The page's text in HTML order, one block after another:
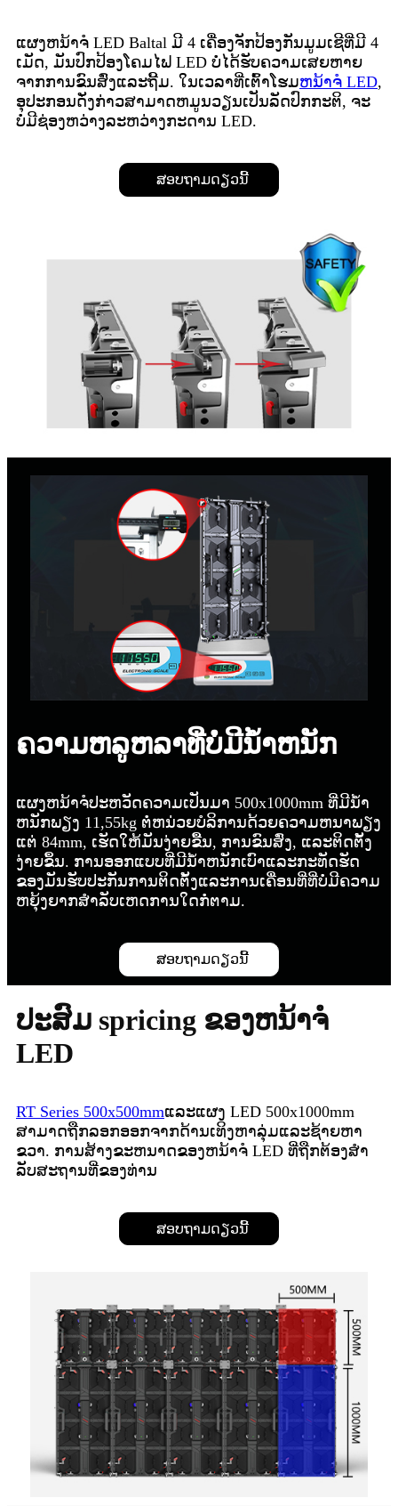
ແຜງຫນ້າຈໍ LED Baltal ມີ 4 ເຄື່ອງຈັກປ້ອງກັນມູມເຊີທີ່ມີ 4
ເມັດ, ມັນປົກປ້ອງໂຄມໄຟ LED ບໍ່ໄດ້ຮັບຄວາມເສຍຫາຍ
ຈາກການຂົນສົ່ງແລະຖີ້ມ. ໃນເວລາທີ່ເຕົ້າໂຮມຫນ້າຈໍ LED,
ອຸປະກອນດັ່ງກ່າວສາມາດຫມູນວຽນເປັນລັດປົກກະຕິ, ຈະ
ບໍ່ມີຊ່ອງຫວ່າງລະຫວ່າງກະດານ LED.
ສອບຖາມດຽວນີ້
ຄວາມຫລູຫລາທີ່ບໍ່ມີນ້ໍາຫນັກ
ແຜງຫນ້າຈໍປະຫວັດຄວາມເປັນມາ 500x1000mm ທີ່ມີນໍ້າ
ຫນັກພຽງ 11,55kg ຕໍ່ຫນ່ວຍບໍລິການດ້ວຍຄວາມຫນາພຽງ
ແຕ່ 84mm, ເຮັດໃຫ້ມັນງ່າຍຂື້ນ, ການຂົນສົ່ງ, ແລະຕິດຕັ້ງ
ງ່າຍຂຶ້ນ. ການອອກແບບທີ່ມີນ້ໍາຫນັກເບົາແລະກະທັດຮັດ
ຂອງມັນຮັບປະກັນການຕິດຕັ້ງແລະການເຄື່ອນທີ່ທີ່ບໍ່ມີຄວາມ
ຫຍຸ້ງຍາກສໍາລັບເຫດການໃດກໍ່ຕາມ.
ສອບຖາມດຽວນີ້
ປະສົມ spricing ຂອງຫນ້າຈໍ
LED
RT Series 500x500mmແລະແຜງ LED 500x1000mm
ສາມາດຖືກລອກອອກຈາກດ້ານເທິງຫາລຸ່ມແລະຊ້າຍຫາ
ຂວາ. ການສ້າງຂະຫນາດຂອງຫນ້າຈໍ LED ທີ່ຖືກຕ້ອງສໍາ
ລັບສະຖານທີ່ຂອງທ່ານ
ສອບຖາມດຽວນີ້